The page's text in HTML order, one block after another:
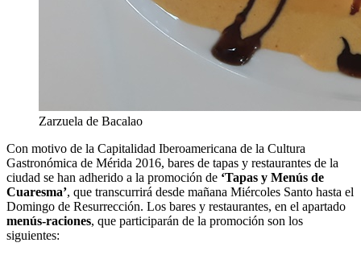
Zarzuela de Bacalao
Con motivo de la Capitalidad Iberoamericana de la Cultura
Gastronómica de Mérida 2016, bares de tapas y restaurantes de la
ciudad se han adherido a la promoción de ‘Tapas y Menús de
Cuaresma’, que transcurrirá desde mañana Miércoles Santo hasta el
Domingo de Resurrección. Los bares y restaurantes, en el apartado
menús-raciones, que participarán de la promoción son los
siguientes: